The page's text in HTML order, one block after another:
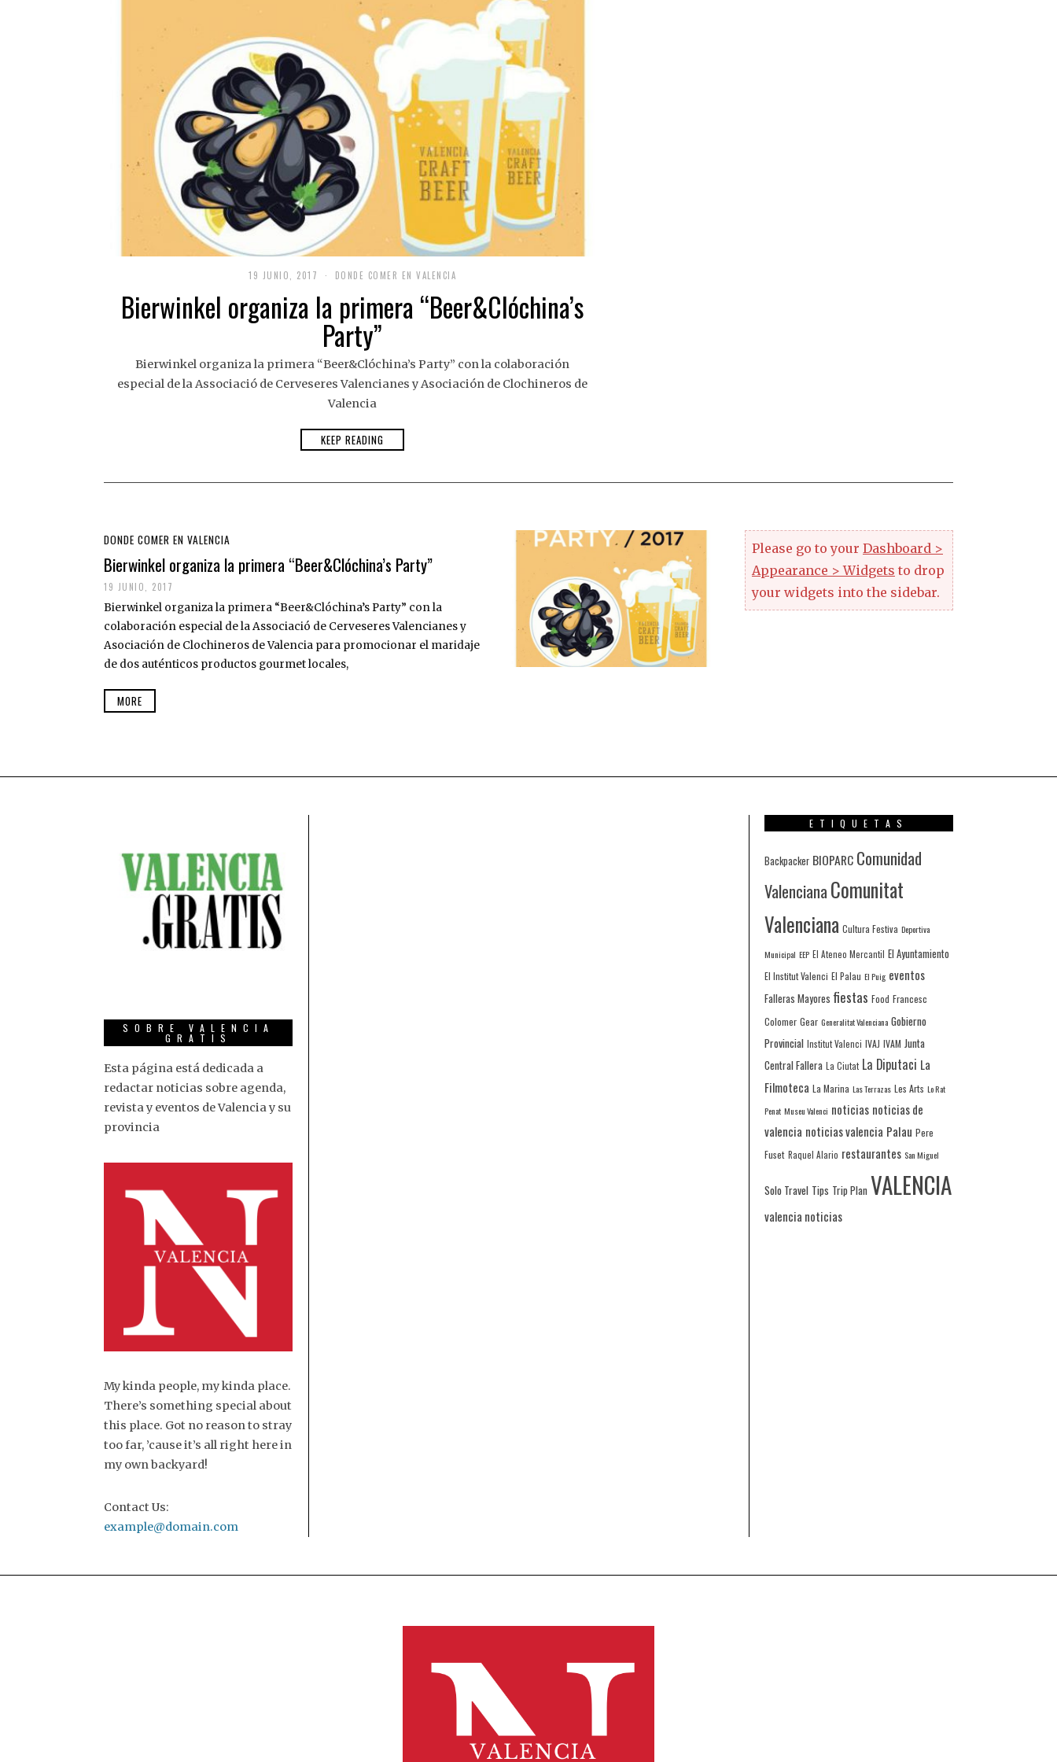
19 JUNIO, 2017 DONDE COMER EN VALENCIA
Bierwinkel organiza la primera “Beer&Clóchina’s
Party”
Bierwinkel organiza la primera “Beer&Clóchina’s Party” con la colaboración
especial de la Associació de Cerveseres Valencianes y Asociación de Clochineros de
Valencia
KEEP READING
DONDE COMER EN VALENCIA
Bierwinkel organiza la primera “Beer&Clóchina’s Party”
19 JUNIO, 2017
Bierwinkel organiza la primera “Beer&Clóchina’s Party” con la
colaboración especial de la Associació de Cerveseres Valencianes y
Asociación de Clochineros de Valencia para promocionar el maridaje
de dos auténticos productos gourmet locales,
MORE
Please go to your Dashboard >
Appearance > Widgets to drop
your widgets into the sidebar.
SOBRE VALENCIA
GRATIS
Esta página está dedicada a
redactar noticias sobre agenda,
revista y eventos de Valencia y su
provincia
My kinda people, my kinda place.
There’s something special about
this place. Got no reason to stray
too far, ’cause it’s all right here in
my own backyard!
Contact Us:
example@domain.com
ETIQUETAS
Backpacker BIOPARC Comunidad
Valenciana Comunitat
Valenciana Cultura Festiva Deportiva
Municipal EEP El Ateneo Mercantil El Ayuntamiento
El Institut Valenci El Palau El Puig eventos
Falleras Mayores fiestas Food Francesc
Colomer Gear Generalitat Valenciana Gobierno
Provincial Institut Valenci IVAJ IVAM Junta
Central Fallera La Ciutat La Diputaci La
Filmoteca La Marina Las Terrazas Les Arts Lo Rat
Penat Museu Valenci noticias noticias de
valencia noticias valencia Palau Pere
Fuset Raquel Alario restaurantes San Miguel
Solo Travel Tips Trip Plan VALENCIA
valencia noticias